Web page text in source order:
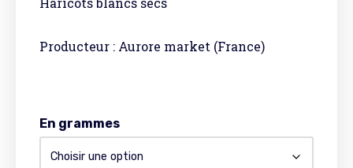
Producteur : Aurore market (France)
En grammes